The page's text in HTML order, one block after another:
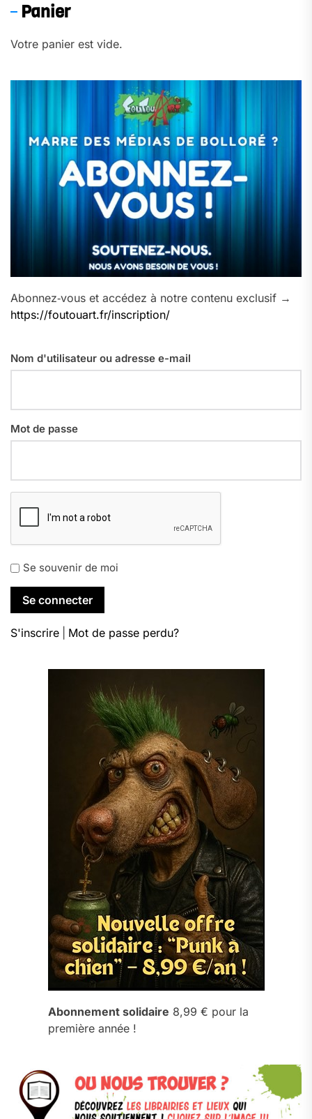
Panier
Votre panier est vide.
Abonnez‑vous et accédez à notre contenu exclusif →
https://foutouart.fr/inscription/
Nom d'utilisateur ou adresse e-mail
Mot de passe
Se souvenir de moi
S'inscrire Mot de passe perdu?
Abonnement solidaire 8,99 € pour la
première année !